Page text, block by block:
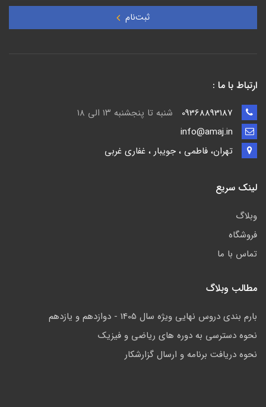
ثبت‌نام
ارتباط با ما :
شنبه تا پنجشنبه ۱۳ الی ۱۸
تهران، فاطمی ، جویبار ، غفاری غربی
لینک سریع
وبلاگ
فروشگاه
تماس با ما
مطالب وبلاگ
بارم بندی دروس نهایی ویژه سال 1405 - دوازدهم و یازدهم
نحوه دسترسی به دوره های ریاضی و فیزیک
نحوه دریافت برنامه و ارسال گزارشکار